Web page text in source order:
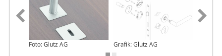
Foto: Glutz AG Grafik: Glutz AG